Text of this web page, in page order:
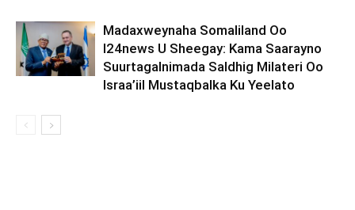
Madaxweynaha Somaliland Oo
I24news U Sheegay: Kama Saarayno
Suurtagalnimada Saldhig Milateri Oo
Israa’iil Mustaqbalka Ku Yeelato